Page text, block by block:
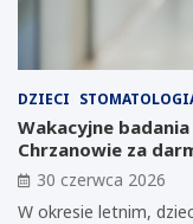
DZIECI
Wakacyjne
Chrzanowie za
30 czerwca 2026
W okresie letnim,